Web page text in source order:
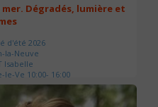
mer. Dégradés, lumière et
d'été 2026
la-Neuve
Isabelle
Ve 10:00- 16:00
séances : 2